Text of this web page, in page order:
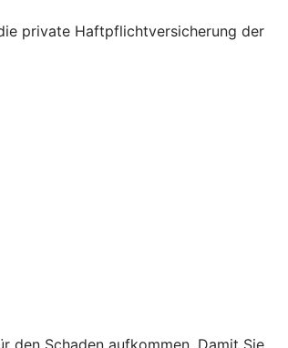
private Haftpflichtversicherung der
den Schaden aufkommen. Damit Sie